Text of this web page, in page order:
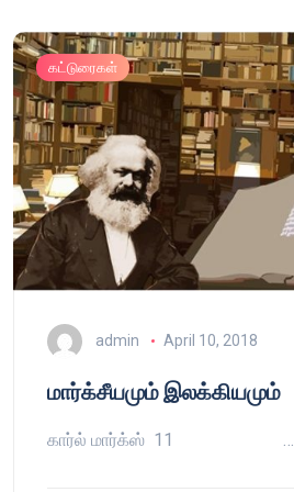
கட்டுரைகள்
admin April 10, 2018
மார்க்சீயமும் இலக்கியமும்
கார்ல் மார்க்ஸ் 11 …